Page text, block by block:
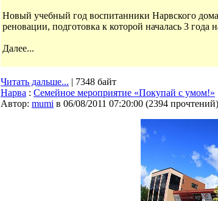
Новый учебный год воспитанники Нарвского дома
реновации, подготовка к которой началась 3 года
Далее...
Читать дальше... | 7348 байт
Нарва : Семейное мероприятие «Покупай с умом!»
Автор: mumi в 06/08/2011 07:20:00 (2394 прочтений)